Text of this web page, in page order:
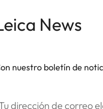
News
nuestro boletín de